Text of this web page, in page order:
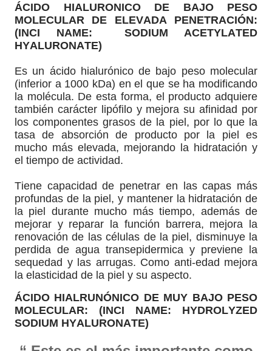
ÁCIDO HIALURONICO DE BAJO PESO
MOLECULAR DE ELEVADA PENETRACIÓN:
(INCI NAME: SODIUM ACETYLATED
HYALURONATE)
Es un ácido hialurónico de bajo peso molecular
(inferior a 1000 kDa) en el que se ha modificando
la molécula. De esta forma, el producto adquiere
también carácter lipófilo y mejora su afinidad por
los componentes grasos de la piel, por lo que la
tasa de absorción de producto por la piel es
mucho más elevada, mejorando la hidratación y
el tiempo de actividad.
Tiene capacidad de penetrar en las capas más
profundas de la piel, y mantener la hidratación de
la piel durante mucho más tiempo, además de
mejorar y reparar la función barrera, mejora la
renovación de las células de la piel, disminuye la
perdida de agua transepidermica y previene la
sequedad y las arrugas. Como anti-edad mejora
la elasticidad de la piel y su aspecto.
ÁCIDO HIALRUNÓNICO DE MUY BAJO PESO
MOLECULAR: (INCI NAME: HYDROLYZED
SODIUM HYALURONATE)